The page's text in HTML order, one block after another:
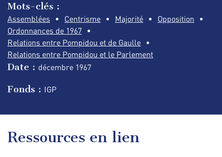
Mots-clés :
Assemblées Centrisme Majorité
Opposition
Ordonnances de 1967
Relations entre Pompidou et de Gaulle
Relations entre Pompidou et le Parlement
Date : décembre 1967
Fonds : IGP
Ressources en lien